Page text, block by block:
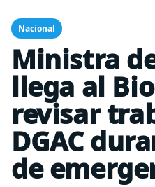
Nacional
Ministra
llega al
revisar
DGAC
de